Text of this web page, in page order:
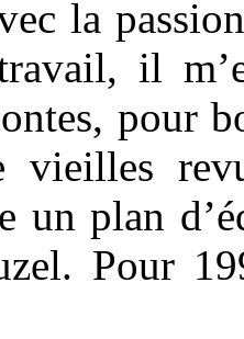
la
il
pour
vieilles
un plan
Pour